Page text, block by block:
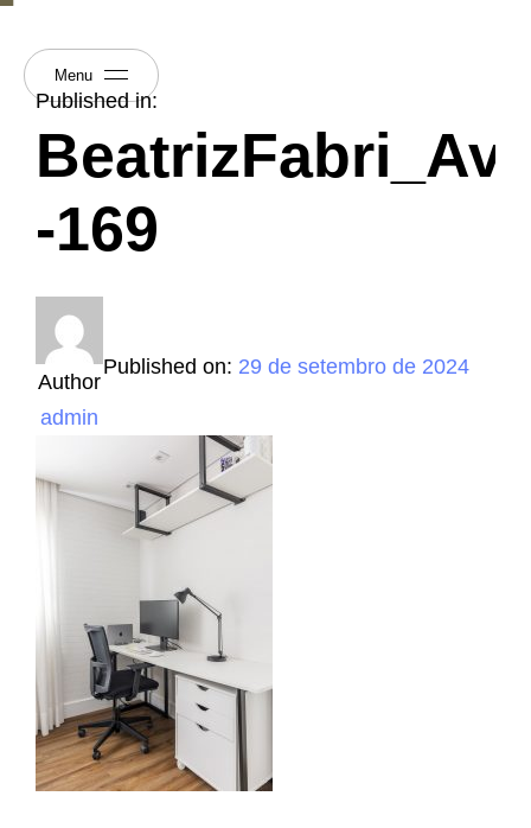
Menu
Published in:
-169
Author
admin
Published on: 29 de setembro de 2024